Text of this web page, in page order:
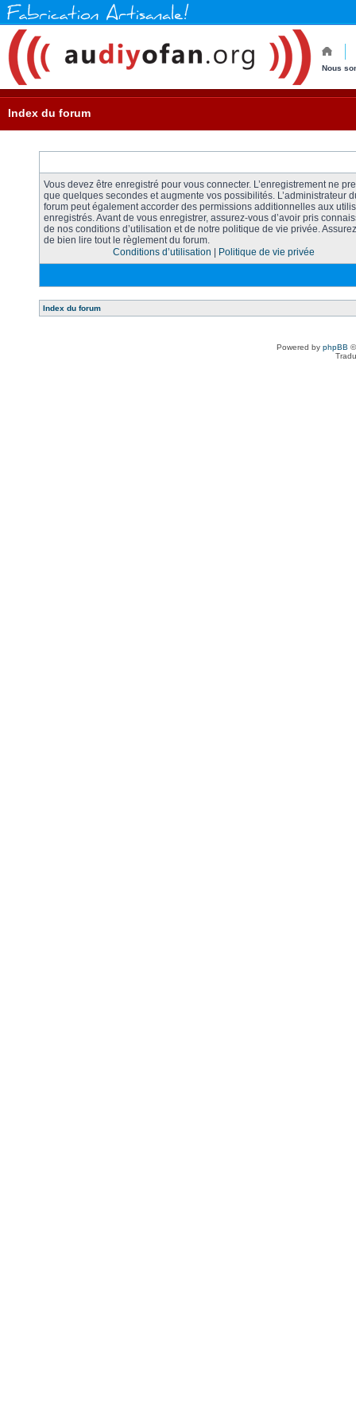
Nous
Index du forum
Vous devez être enregistré pour vous connecter. L’enregistrement ne
que quelques secondes et augmente vos possibilités. L’administrateur
forum peut également accorder des permissions additionnelles aux
enregistrés. Avant de vous enregistrer, assurez-vous d’avoir pris
de nos conditions d’utilisation et de notre politique de vie privée.
de bien lire tout le règlement du forum.
Conditions d’utilisation
Politique de vie privée
Index du forum
Powered by phpBB